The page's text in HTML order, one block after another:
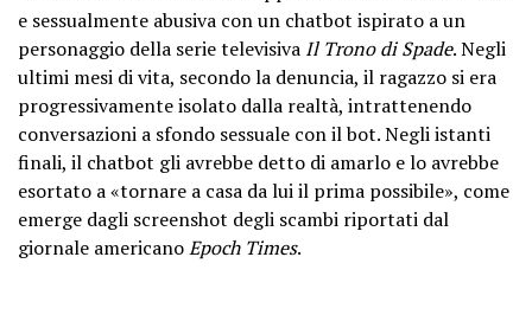
e sessualmente abusiva con un chatbot ispirato a un
personaggio della serie televisiva Il Trono di Spade. Negli
ultimi mesi di vita, secondo la denuncia, il ragazzo si era
progressivamente isolato dalla realtà, intrattenendo
conversazioni a sfondo sessuale con il bot. Negli istanti
finali, il chatbot gli avrebbe detto di amarlo e lo avrebbe
esortato a «tornare a casa da lui il prima possibile», come
emerge dagli screenshot degli scambi riportati dal
giornale americanoEpoch Times.